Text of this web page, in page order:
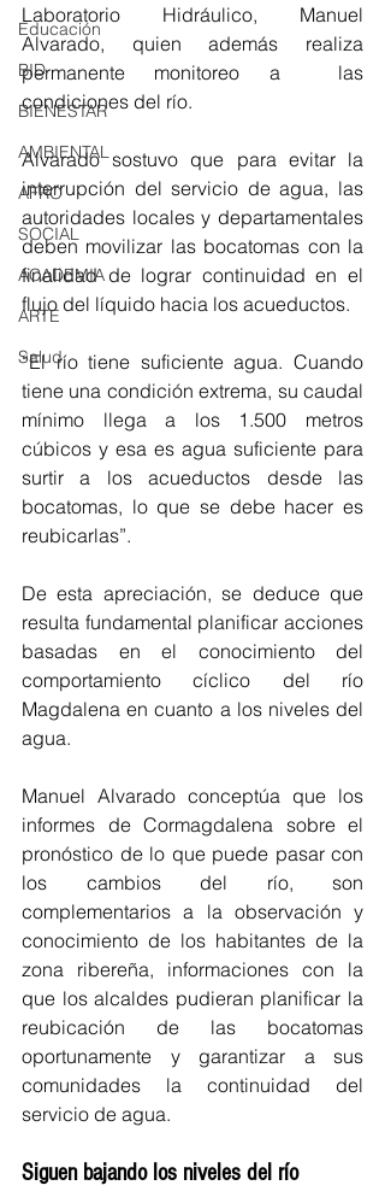
Educación
BID
BIENESTAR
AMBIENTAL
AFRO
SOCIAL
ACADEMIA
ARTE
Salud
Laboratorio Hidráulico, Manuel
Alvarado, quien además realiza
permanente monitoreo a  las
condiciones del río.
Alvarado sostuvo que para evitar la
interrupción del servicio de agua, las
autoridades locales y departamentales
deben movilizar las bocatomas con la
finalidad de lograr continuidad en el
flujo del líquido hacia los acueductos.
“El río tiene suficiente agua. Cuando
tiene una condición extrema, su caudal
mínimo llega a los 1.500 metros
cúbicos y esa es agua suficiente para
surtir a los acueductos desde las
bocatomas, lo que se debe hacer es
reubicarlas”.
De esta apreciación, se deduce que
resulta fundamental planificar acciones
basadas en el conocimiento del
comportamiento cíclico del río
Magdalena en cuanto a los niveles del
agua.
Manuel Alvarado conceptúa que los
informes de Cormagdalena sobre el
pronóstico de lo que puede pasar con
los cambios del río, son
complementarios a la observación y
conocimiento de los habitantes de la
zona ribereña, informaciones con la
que los alcaldes pudieran planificar la
reubicación de las bocatomas
oportunamente y garantizar a sus
comunidades la continuidad del
servicio de agua.
Siguen bajando los niveles del río